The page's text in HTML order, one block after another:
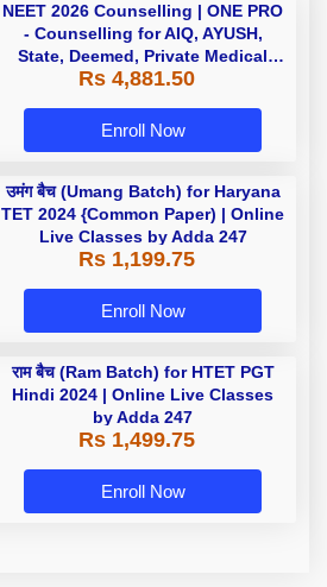
NEET 2026 Counselling | ONE PRO
- Counselling for AIQ, AYUSH,
State, Deemed, Private Medical
Colleges
Rs 4,881.50
Enroll Now
उमंग बैच (Umang Batch) for Haryana
TET 2024 {Common Paper) | Online
Live Classes by Adda 247
Rs 1,199.75
Enroll Now
राम बैच (Ram Batch) for HTET PGT
Hindi 2024 | Online Live Classes
by Adda 247
Rs 1,499.75
Enroll Now